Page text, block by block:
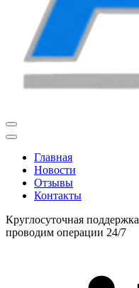
Главная
Новости
Отзывы
Контакты
Круглосуточная поддержка
проводим операции 24/7